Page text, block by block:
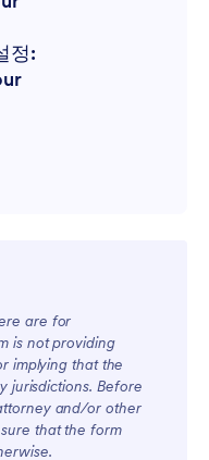
정:
are for
is not providing
implying that the
jurisdictions. Before
and/or other
that the form